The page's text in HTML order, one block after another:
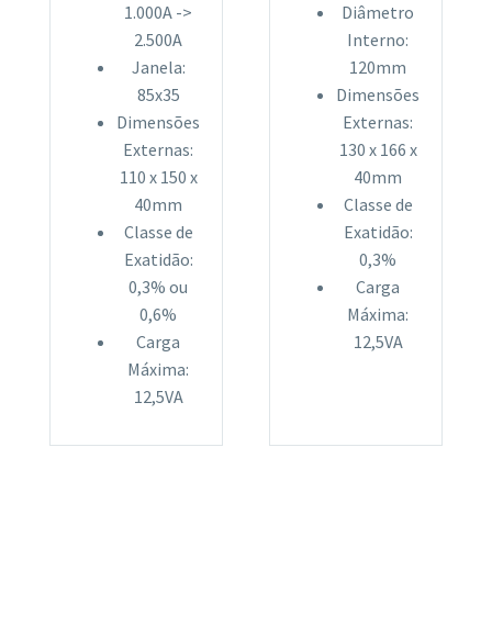
1.000A ->
2.500A
Janela:
85x35
Dimensões
Externas:
110 x 150 x
40mm
Classe de
Exatidão:
0,3% ou
0,6%
Carga
Máxima:
12,5VA
Diâmetro
Interno:
120mm
Dimensões
Externas:
130 x 166 x
40mm
Classe de
Exatidão:
0,3%
Carga
Máxima:
12,5VA